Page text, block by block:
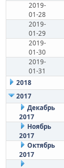
2019-
01-28
2019-
01-29
2019-
01-30
2019-
01-31
2018
2017
Декабрь
2017
Ноябрь
2017
Октябрь
2017